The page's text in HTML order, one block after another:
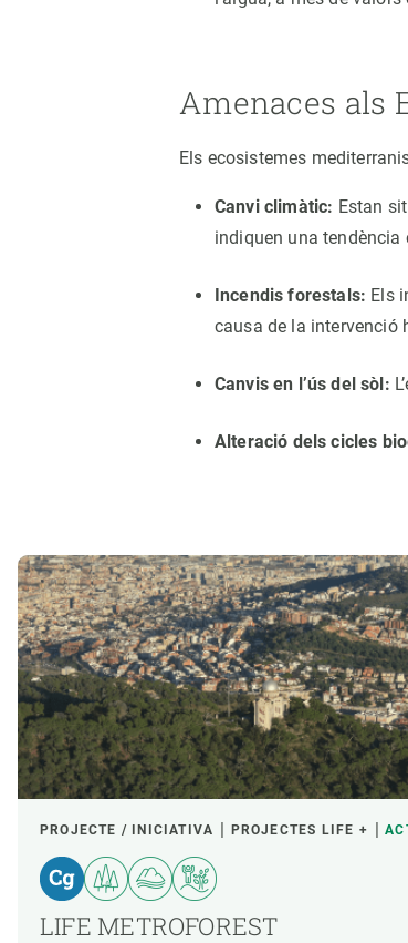
Amenaces als
Els ecosistemes
Canvi climàtic: Estan
indiquen una tendència
Incendis forestals: Els
causa de la intervenció
Canvis en l’ús del sòl:
Alteració dels cicles
PROJECTE / INICIATIVA PROJECTES LIFE +
LIFE METROFOREST